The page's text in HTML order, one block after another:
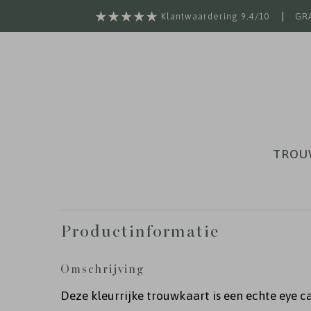
Klantwaardering 9.4/10
Productinformatie
Omschrijving
Deze kleurrijke trouwkaart is een echte eye